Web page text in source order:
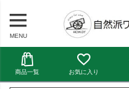
MENU
商品一覧 お気に入り